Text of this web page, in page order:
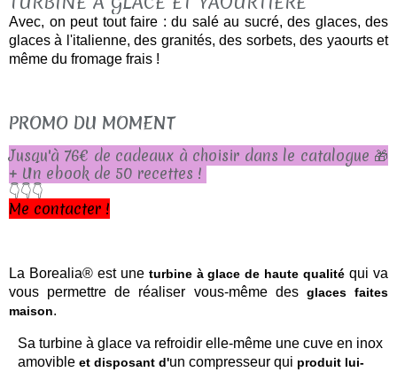
Avec, on peut tout faire : du salé au sucré, des glaces, des
glaces à l'italienne, des granités, des sorbets, des yaourts et
même du fromage frais !
PROMO DU MOMENT
Jusqu'à 76€ de cadeaux à choisir dans le catalogue 🎁
+ Un ebook de 50 recettes !
👇👇👇
Me contacter !
La Borealia® est une turbine à glace de haute qualité qui va
vous permettre de réaliser vous-même des glaces faites
maison.
Sa turbine à glace va refroidir elle-même une cuve en inox
amovible et disposant d'un compresseur qui produit lui-